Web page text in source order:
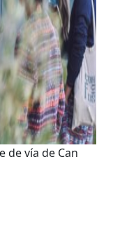
de vía de Can